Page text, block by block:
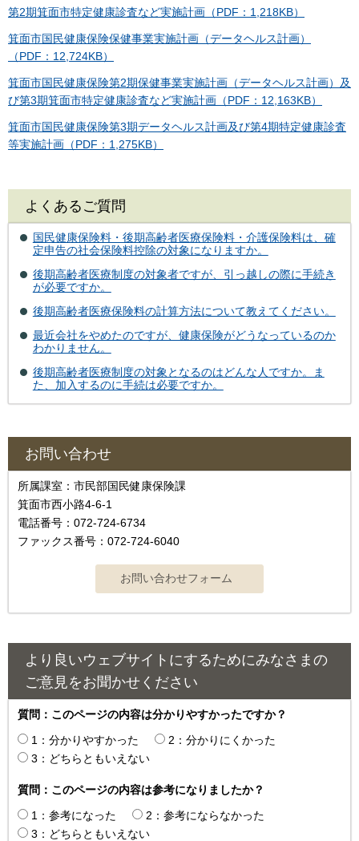
第2期箕面市特定健康診査など実施計画（PDF：1,218KB）
箕面市国民健康保険保健事業実施計画（データヘルス計画）
（PDF：12,724KB）
箕面市国民健康保険第2期保健事業実施計画（データヘルス計画）及
び第3期箕面市特定健康診査など実施計画（PDF：12,163KB）
箕面市国民健康保険第3期データヘルス計画及び第4期特定健康診査
等実施計画（PDF：1,275KB）
よくあるご質問
国民健康保険料・後期高齢者医療保険料・介護保険料は、確
定申告の社会保険料控除の対象になりますか。
後期高齢者医療制度の対象者ですが、引っ越しの際に手続き
が必要ですか。
後期高齢者医療保険料の計算方法について教えてください。
最近会社をやめたのですが、健康保険がどうなっているのか
わかりません。
後期高齢者医療制度の対象となるのはどんな人ですか。ま
た、加入するのに手続は必要ですか。
お問い合わせ
所属課室：市民部国民健康保険課
箕面市西小路4‐6‐1
電話番号：072-724-6734
ファックス番号：072-724-6040
より良いウェブサイトにするためにみなさまの
ご意見をお聞かせください
質問：このページの内容は分かりやすかったですか？
1：分かりやすかった
2：分かりにくかった
3：どちらともいえない
質問：このページの内容は参考になりましたか？
1：参考になった
2：参考にならなかった
3：どちらともいえない